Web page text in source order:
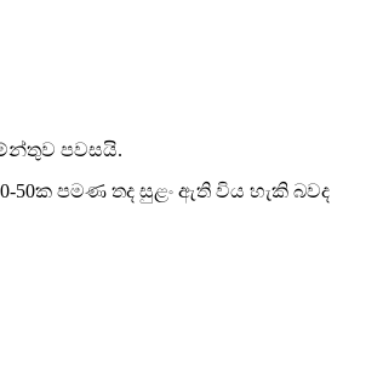
පවසයි.
50ක පමණ තද සුළං ඇති විය හැකි බවද